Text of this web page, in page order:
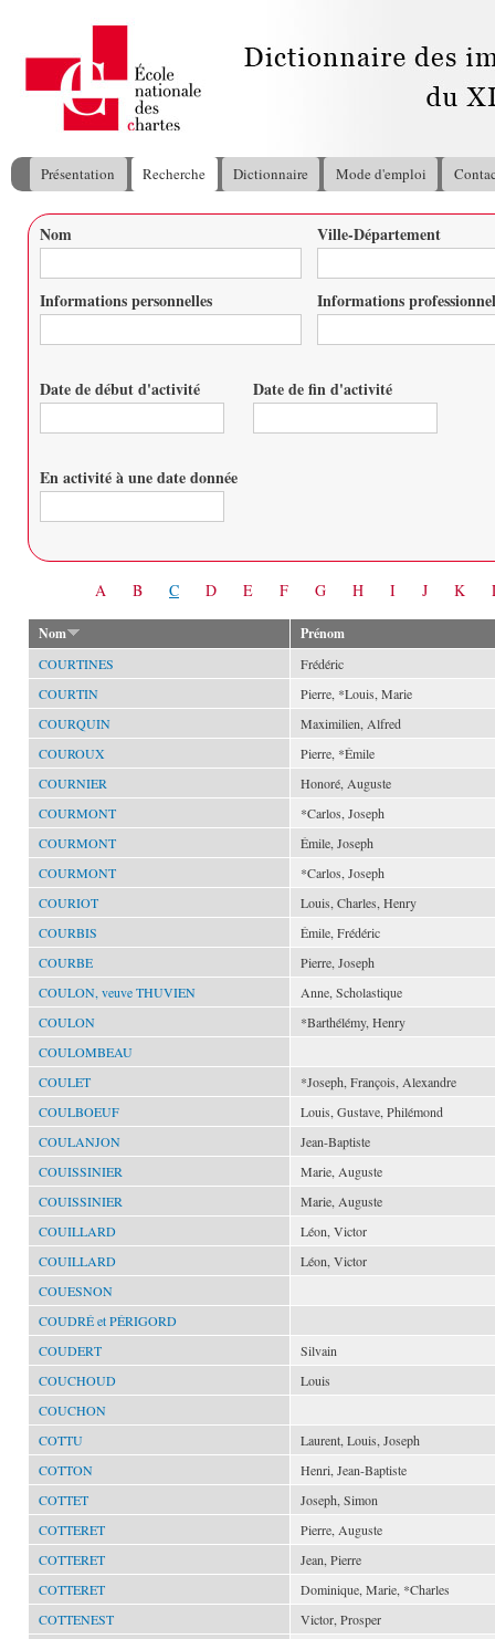
Menu principal
Présentation Recherche Dictionnaire Mode d'emploi
Vous êtes ici
Nom Ville-Département
Informations personnelles Informations
Date de début d'activité Date de fin d'activité
En activité à une date donnée
A B C D E F G H I J K
Nom Prénom
COURTINES
Frédéric
COURTIN
Pierre, *Louis, Marie
COURQUIN
Maximilien, Alfred
COUROUX
Pierre, *Émile
COURNIER
Honoré, Auguste
COURMONT
*Carlos, Joseph
COURMONT
Émile, Joseph
COURMONT
*Carlos, Joseph
COURIOT
Louis, Charles, Henry
COURBIS
Émile, Frédéric
COURBE
Pierre, Joseph
COULON, veuve THUVIEN
Anne, Scholastique
COULON
*Barthélémy, Henry
COULOMBEAU
COULET
*Joseph, François, Alexandre
COULBOEUF
Louis, Gustave, Philémond
COULANJON
Jean-Baptiste
COUISSINIER
Marie, Auguste
COUISSINIER
Marie, Auguste
COUILLARD
Léon, Victor
COUILLARD
Léon, Victor
COUESNON
COUDRÉ et PÉRIGORD
COUDERT
Silvain
COUCHOUD
Louis
COUCHON
COTTU
Laurent, Louis, Joseph
COTTON
Henri, Jean-Baptiste
COTTET
Joseph, Simon
COTTERET
Pierre, Auguste
COTTERET
Jean, Pierre
COTTERET
Dominique, Marie, *Charles
COTTENEST
Victor, Prosper